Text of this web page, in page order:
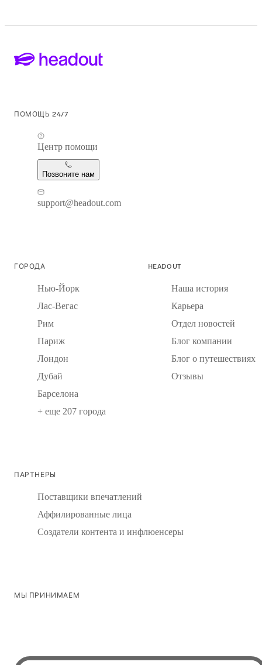
ПОМОЩЬ 24/7
Центр помощи
Позвоните нам
support@headout.com
ГОРОДА
Нью-Йорк
Лас-Вегас
Рим
Париж
Лондон
Дубай
Барселона
+ еще 207 города
HEADOUT
Наша история
Карьера
Отдел новостей
Блог компании
Блог о путешествиях
Отзывы
ПАРТНЕРЫ
Поставщики впечатлений
Аффилированные лица
Создатели контента и инфлюенсеры
МЫ ПРИНИМАЕМ